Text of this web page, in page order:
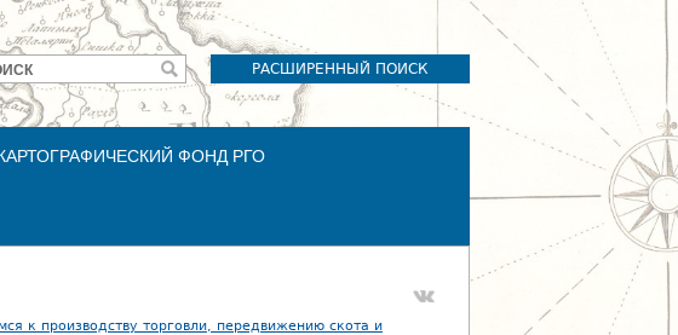
РАСШИРЕННЫЙ ПОИСК
ФОНД РГО
к производству торговли, передвижению скота и